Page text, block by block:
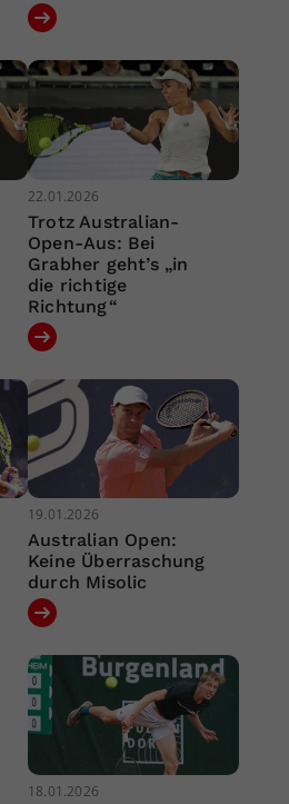
22.01.2026
Trotz Australian-
Open-Aus: Bei
Grabher geht’s „in
die richtige
Richtung“
19.01.2026
Australian Open:
Keine Überraschung
durch Misolic
18.01.2026